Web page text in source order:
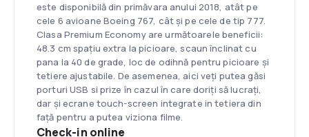
este disponibilă din primăvara anului 2018, atât pe
cele 6 avioane Boeing 767, cât și pe cele de tip 777.
Clasa Premium Economy are următoarele beneficii:
48.3 cm spațiu extra la picioare, scaun înclinat cu
pana la 40 de grade, loc de odihnă pentru picioare și
tetiere ajustabile. De asemenea, aici veți putea găsi
porturi USB si prize în cazul în care doriți să lucrați,
dar și ecrane touch-screen integrate in tetiera din
față pentru a putea viziona filme.
Check-in online